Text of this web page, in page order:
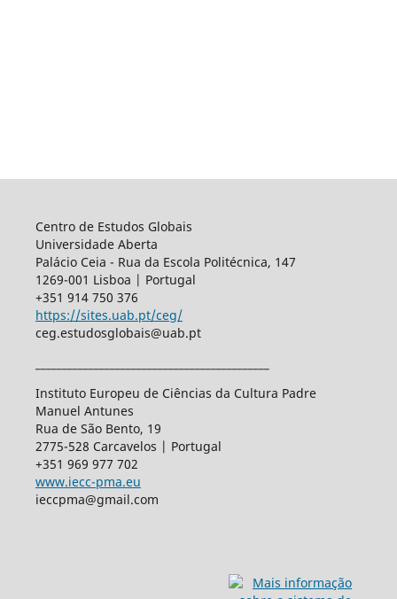
Centro de Estudos Globais
Universidade Aberta
Palácio Ceia - Rua da Escola Politécnica, 147
1269-001 Lisboa | Portugal
+351 914 750 376
https://sites.uab.pt/ceg/
ceg.estudosglobais@uab.pt
Instituto Europeu de Ciências da Cultura Padre
Manuel Antunes
Rua de São Bento, 19
2775-528 Carcavelos | Portugal
+351 969 977 702
www.iecc-pma.eu
ieccpma@gmail.com